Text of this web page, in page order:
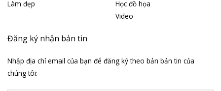
Làm đẹp
Học đồ họa
Video
Đăng ký nhận bản tin
Nhập địa chỉ email của bạn để đăng ký theo bản bản tin của
chúng tôi: